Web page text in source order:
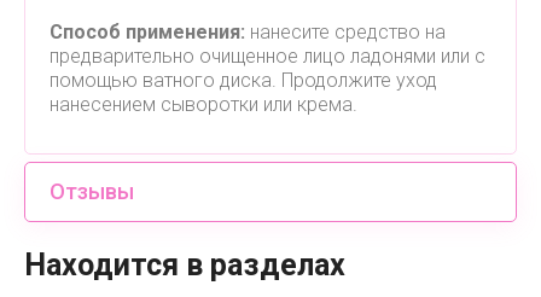
Способ применения: нанесите средство на
предварительно очищенное лицо ладонями или с
помощью ватного диска. Продолжите уход
нанесением сыворотки или крема.
Отзывы
Находится в разделах